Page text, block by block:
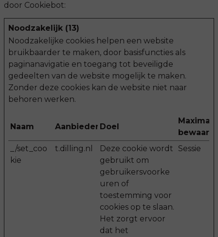
door Cookiebot:
Noodzakelijk (13)
Noodzakelijke cookies helpen een website
bruikbaarder te maken, door basisfuncties als
paginanavigatie en toegang tot beveiligde
gedeelten van de website mogelijk te maken.
Zonder deze cookies kan de website niet naar
behoren werken.
Naam Aanbieder Doel
Maximale
_/set_coo
kie
t.dilling.nl
Deze cookie wordt
gebruikt om
gebruikersvoorke
uren of
toestemming voor
cookies op te slaan.
Het zorgt ervoor
dat het
Sessie